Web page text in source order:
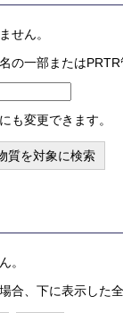
せん。
の一部または
も変更できます。
質を対象に検索
。
合、下に表示した